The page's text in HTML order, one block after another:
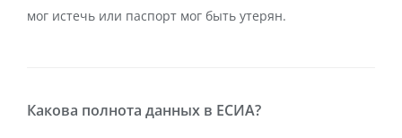
мог истечь или паспорт мог быть утерян.
Какова полнота данных в ЕСИА?